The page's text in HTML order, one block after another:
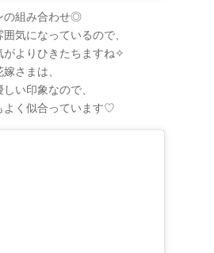
の組み合わせ◎
気になっているので、
がよりひきたちますね✧
さまは、
い印象なので、
よく似合っています♡